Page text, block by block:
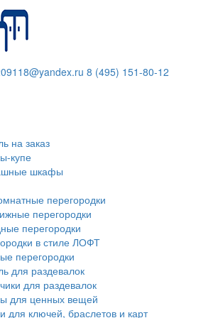
8 (495) 151-80-12
на заказ
купе
шкафы
перегородки
перегородки
перегородки
в стиле ЛОФТ
перегородки
для раздевалок
для раздевалок
для ценных вещей
для ключей, браслетов и карт